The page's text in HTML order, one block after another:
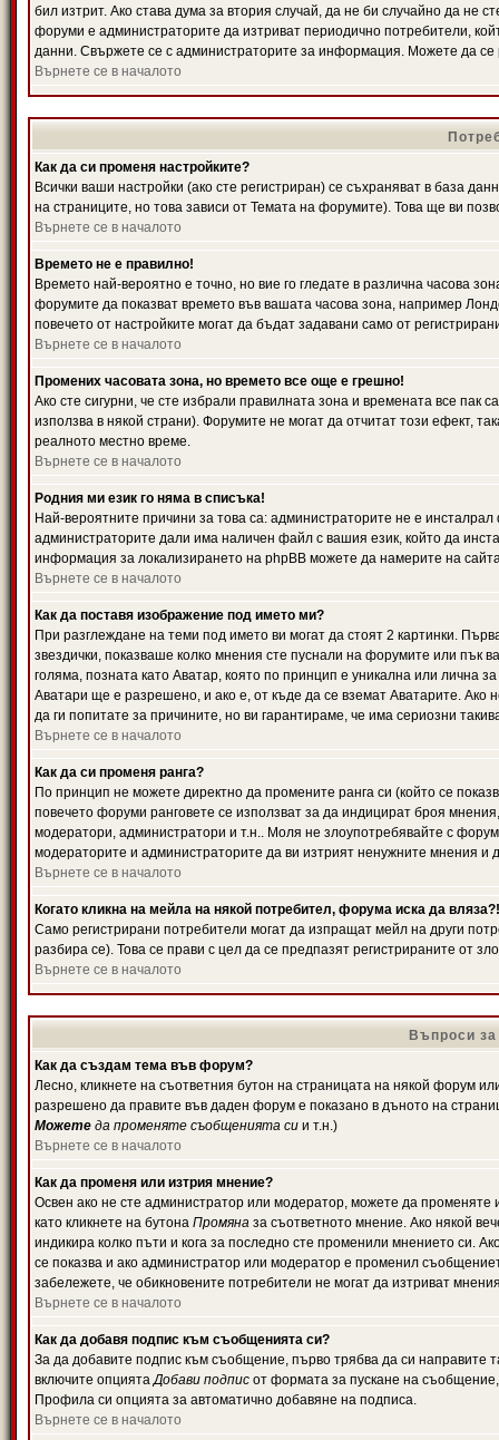
бил изтрит. Ако става дума за втория случай, да не би случайно да
форуми е администраторите да изтриват периодично потребители,
данни. Свържете се с администраторите за информация. Можете да се
Върнете се в началото
Как да си променя настройките?
Всички ваши настройки (ако сте регистриран) се съхраняват в база
на страниците, но това зависи от Темата на форумите). Това ще ви
Върнете се в началото
Времето не е правилно!
Времето най-вероятно е точно, но вие го гледате в различна часова
форумите да показват времето във вашата часова зона, например
повечето от настройките могат да бъдат задавани само от
Върнете се в началото
Промених часовата зона, но времето все още е грешно!
Ако сте сигурни, че сте избрали правилната зона и времената все
използва в някой страни). Форумите не могат да отчитат този ефект,
реалното местно време.
Върнете се в началото
Родния ми език го няма в списъка!
Най-вероятните причини за това са: администраторите не е
администраторите дали има наличен файл с вашия език, който да
информация за локализирането на phpBB можете да намерите на
Върнете се в началото
Как да поставя изображение под името ми?
При разглеждане на теми под името ви могат да стоят 2 картинки.
звездички, показваше колко мнения сте пуснали на форумите или пък
голяма, позната като Аватар, която по принцип е уникална или лична
Аватари ще е разрешено, и ако е, от къде да се вземат Аватарите.
да ги попитате за причините, но ви гарантираме, че има сериозни
Върнете се в началото
Как да си променя ранга?
По принцип не можете директно да промените ранга си (който се
повечето форуми ранговете се използват за да индицират броя
модератори, администратори и т.н.. Моля не злоупотребявайте с
модераторите и администраторите да ви изтрият ненужните мнения и
Върнете се в началото
Когато кликна на мейла на някой потребител, форума иска да вляза?!
Само регистрирани потребители могат да изпращат мейл на други
разбира се). Това се прави с цел да се предпазят регистрираните от
Върнете се в началото
Въпроси
Как да създам тема във форум?
Лесно, кликнете на съответния бутон на страницата на някой форум
разрешено да правите във даден форум е показано в дъното на
Можете да променяте съобщенията си и т.н.)
Върнете се в началото
Как да променя или изтрия мнение?
Освен ако не сте администратор или модератор, можете да
като кликнете на бутона Промяна за съответното мнение. Ако някой
индикира колко пъти и кога за последно сте променили мнението си.
се показва и ако администратор или модератор е променил
забележете, че обикновените потребители не могат да изтриват
Върнете се в началото
Как да добавя подпис към съобщенията си?
За да добавите подпис към съобщение, първо трябва да си
включите опциятаДобави подпис от формата за пускане на
Профила си опцията за автоматично добавяне на подписа.
Върнете се в началото